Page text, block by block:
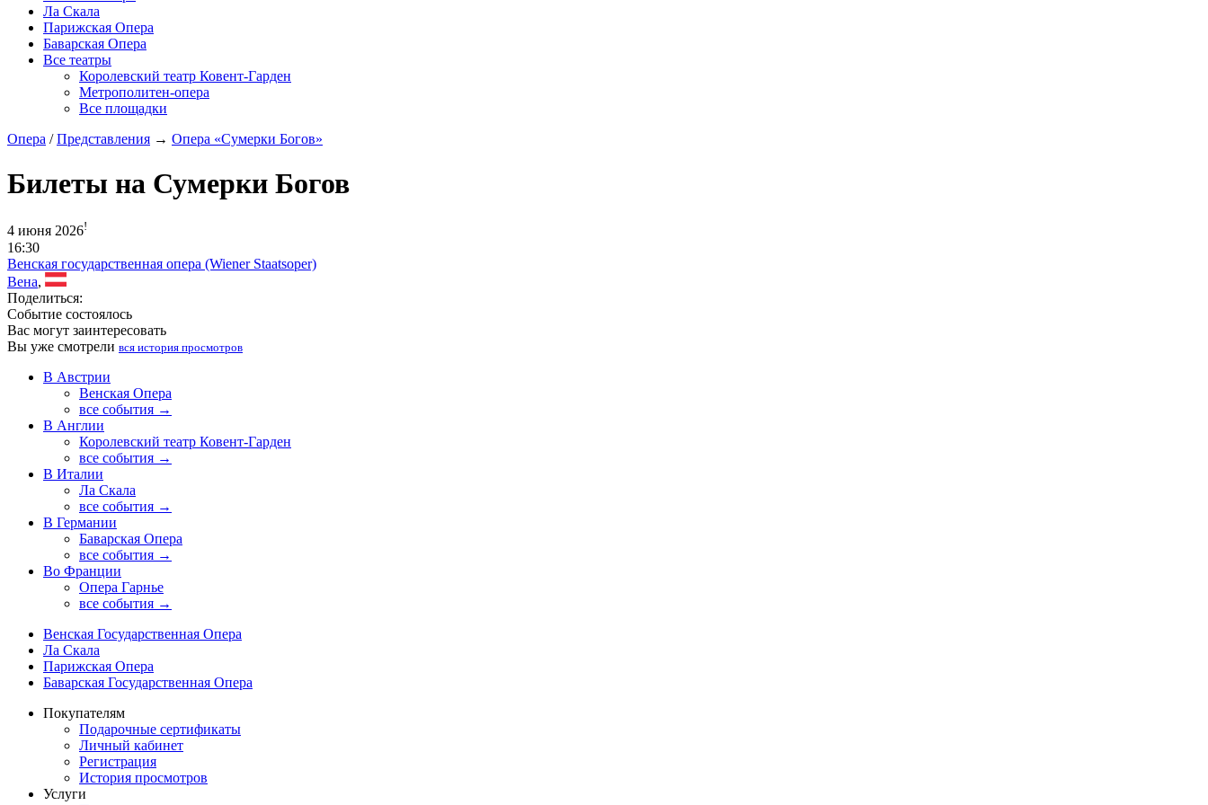
Ла Скала
Парижская Опера
Баварская Опера
Все театры
Королевский театр Ковент-Гарден
Метрополитен-опера
Все площадки
Опера /Представления → Опера «Сумерки Богов»
Билеты на Сумерки Богов
4 июня 2026!
16:30
Венская государственная опера (Wiener Staatsoper)
Вена,
Поделиться:
Событие состоялось
Вас могут заинтересовать
Вы уже смотрели вся история просмотров
В Австрии
Венская Опера
все события →
В Англии
Королевский театр Ковент-Гарден
все события →
В Италии
Ла Скала
все события →
В Германии
Баварская Опера
все события →
Во Франции
Опера Гарнье
все события →
Венская Государственная Опера
Ла Скала
Парижская Опера
Баварская Государственная Опера
Покупателям
Подарочные сертификаты
Личный кабинет
Регистрация
История просмотров
Услуги